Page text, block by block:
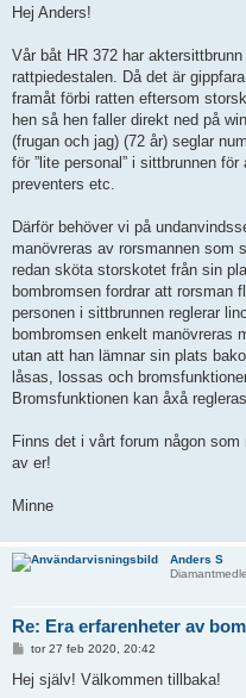
l
ä
g
Hej Anders!
Vår båt HR 372 har
rattpiedestalen. Då det är
framåt förbi ratten eftersom
hen så hen faller direkt ned på
(frugan och jag) (72 år) seglar
för ”lite personal” i sittbrunnen
preventers etc.
Därför behöver vi på
manövreras av rorsmannen som
redan sköta storskotet från sin
bombromsen fordrar att rorsman
personen i sittbrunnen reglerar
bombromsen enkelt manövreras
utan att han lämnar sin plats
låsas, lossas och
Bromsfunktionen kan åxå
Finns det i vårt forum någon
av er!
Minne
Anders S
Re: Era erfarenheter av
l
ä
tor 27 feb 2020, 20:42
Hej själv! Välkommen tillbaka!